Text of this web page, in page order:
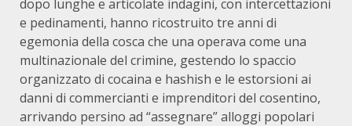
dopo lunghe e articolate indagini, con intercettazioni
e pedinamenti, hanno ricostruito tre anni di
egemonia della cosca che una operava come una
multinazionale del crimine, gestendo lo spaccio
organizzato di cocaina e hashish e le estorsioni ai
danni di commercianti e imprenditori del cosentino,
arrivando persino ad “assegnare” alloggi popolari